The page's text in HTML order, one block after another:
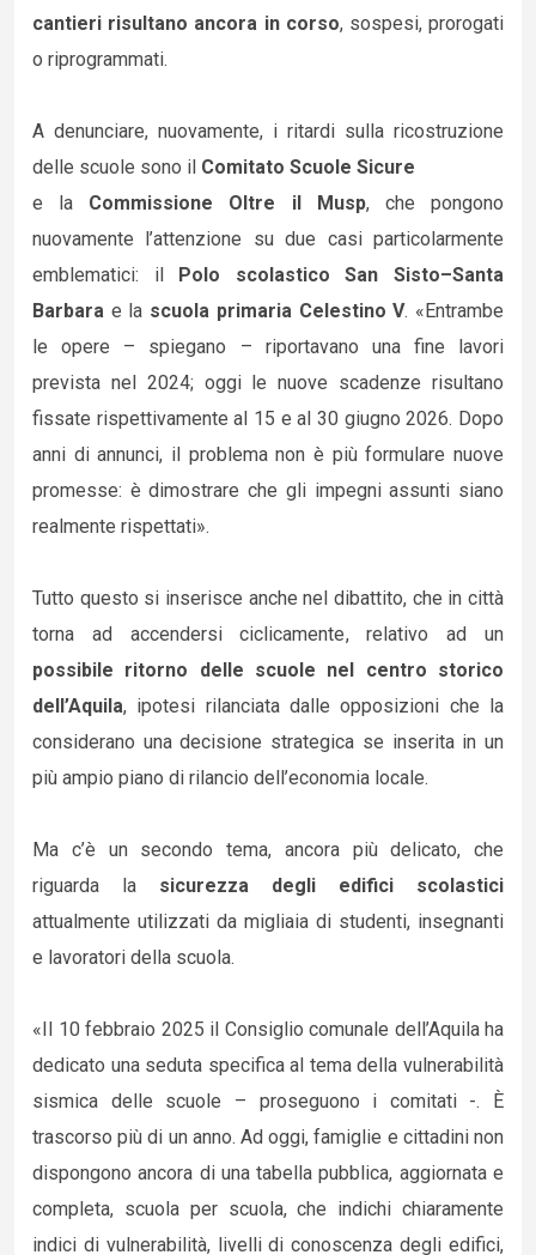
cantieri risultano ancora in corso, sospesi, prorogati
o riprogrammati.
A denunciare, nuovamente, i ritardi sulla ricostruzione
delle scuole sono il Comitato Scuole Sicure
e la Commissione Oltre il Musp, che pongono
nuovamente l’attenzione su due casi particolarmente
emblematici: il Polo scolastico San Sisto–Santa
Barbara e la scuola primaria Celestino V. «Entrambe
le opere – spiegano – riportavano una fine lavori
prevista nel 2024; oggi le nuove scadenze risultano
fissate rispettivamente al 15 e al 30 giugno 2026. Dopo
anni di annunci, il problema non è più formulare nuove
promesse: è dimostrare che gli impegni assunti siano
realmente rispettati».
Tutto questo si inserisce anche nel dibattito, che in città
torna ad accendersi ciclicamente, relativo ad un
possibile ritorno delle scuole nel centro storico
dell’Aquila, ipotesi rilanciata dalle opposizioni che la
considerano una decisione strategica se inserita in un
più ampio piano di rilancio dell’economia locale.
Ma c’è un secondo tema, ancora più delicato, che
riguarda la sicurezza degli edifici scolastici
attualmente utilizzati da migliaia di studenti, insegnanti
e lavoratori della scuola.
«Il 10 febbraio 2025 il Consiglio comunale dell’Aquila ha
dedicato una seduta specifica al tema della vulnerabilità
sismica delle scuole – proseguono i comitati -. È
trascorso più di un anno. Ad oggi, famiglie e cittadini non
dispongono ancora di una tabella pubblica, aggiornata e
completa, scuola per scuola, che indichi chiaramente
indici di vulnerabilità, livelli di conoscenza degli edifici,